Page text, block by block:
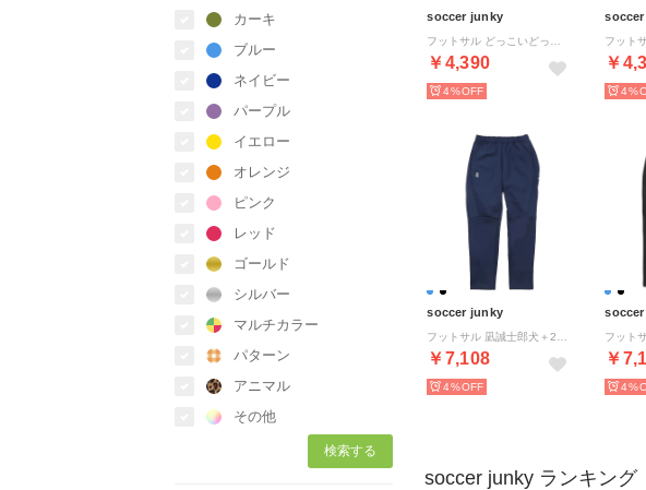
カーキ
ブルー
ネイビー
パープル
イエロー
オレンジ
ピンク
レッド
ゴールド
シルバー
マルチカラー
パターン
アニマル
その他
soccer junky
￥4,390
4%
￥
4%
soccer junky
￥7,108
4%
￥
4%
soccer junky ランキング